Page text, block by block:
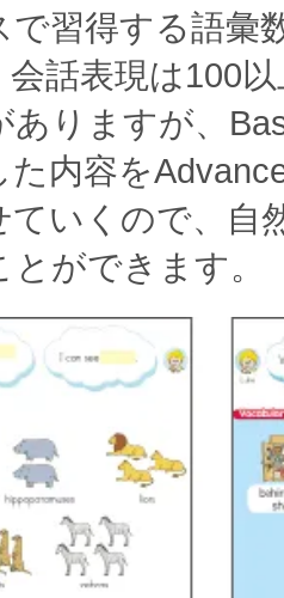
で習得する語彙
会話表現は100
ありますが、
た内容を
ていくので、自
ができます。